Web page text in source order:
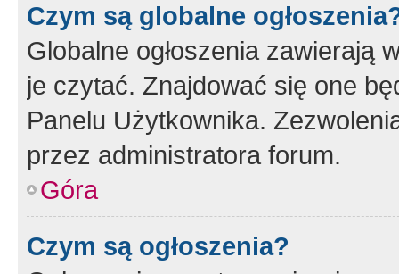
Czym są globalne
Globalne ogłoszenia zawierają
je czytać. Znajdować się one
Panelu Użytkownika.
przez administratora forum.
Góra
Czym są ogłoszenia?